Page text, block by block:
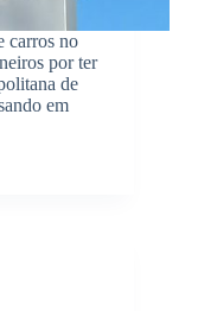
carros no
por ter
de
em